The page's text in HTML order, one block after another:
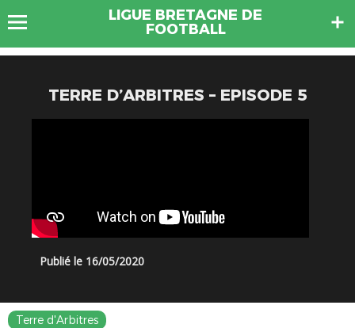
LIGUE BRETAGNE DE
FOOTBALL
TERRE D’ARBITRES – EPISODE 5
Publié le 16/05/2020
Terre d'Arbitres